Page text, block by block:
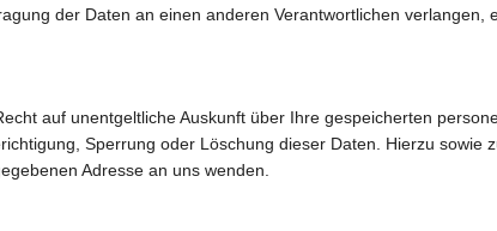
der Daten an einen anderen Verantwortlichen verlangen,
auf unentgeltliche Auskunft über Ihre gespeicherten
Sperrung oder Löschung dieser Daten. Hierzu sowie
Adresse an uns wenden.